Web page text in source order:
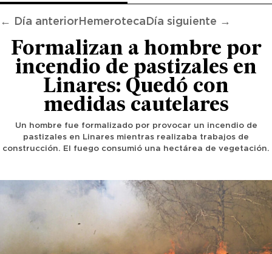
← Día anterior Hemeroteca Día siguiente →
Formalizan a hombre por
incendio de pastizales en
Linares: Quedó con
medidas cautelares
Un hombre fue formalizado por provocar un incendio de
pastizales en Linares mientras realizaba trabajos de
construcción. El fuego consumió una hectárea de vegetación.